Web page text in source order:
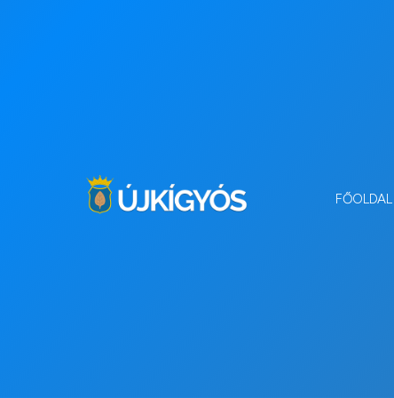
FŐOLDAL